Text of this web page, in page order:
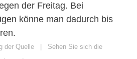
der Freitag. Bei
könne man dadurch bis
der Quelle
Sehen Sie sich die